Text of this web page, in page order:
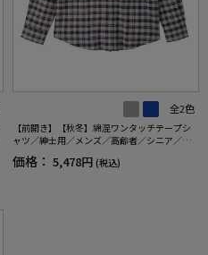
全2色
【前開き】【秋冬】綿混ワンタッチテープシ
ャツ／紳士用／メンズ／高齢者／シニア／名
前記入欄付／介護／入居／ギフト／プレゼン
ト 【CF】
価格： 5,478円 (税込)